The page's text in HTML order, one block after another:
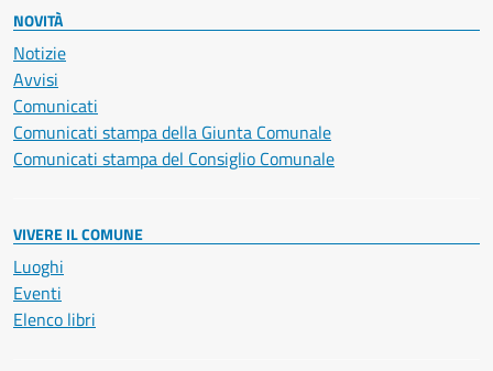
NOVITÀ
Notizie
Avvisi
Comunicati
Comunicati stampa della Giunta Comunale
Comunicati stampa del Consiglio Comunale
VIVERE IL COMUNE
Luoghi
Eventi
Elenco libri